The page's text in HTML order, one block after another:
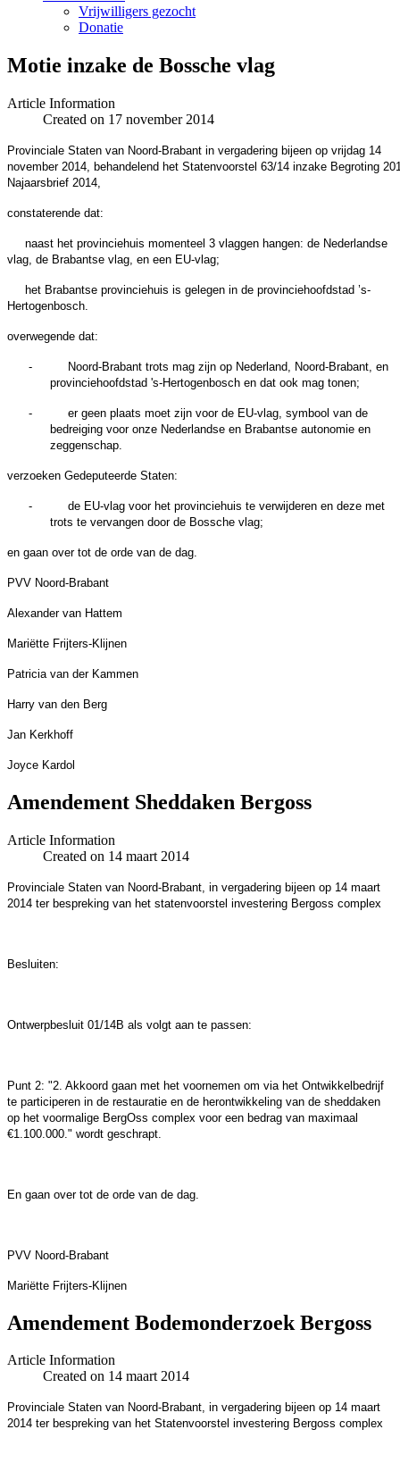
Vrijwilligers gezocht
Donatie
Motie inzake de Bossche vlag
Article Information
Created on 17 november 2014
Provinciale Staten van Noord-Brabant in vergadering bijeen op vrijdag 14
november 2014, behandelend het Statenvoorstel 63/14 inzake Begroting
Najaarsbrief 2014,
constaterende dat:
naast het provinciehuis momenteel 3 vlaggen hangen: de Nederlandse
vlag, de Brabantse vlag, en een EU-vlag;
het Brabantse provinciehuis is gelegen in de provinciehoofdstad ’s-
Hertogenbosch.
overwegende dat:
-
Noord-Brabant trots mag zijn op Nederland, Noord-Brabant, en
provinciehoofdstad 's-Hertogenbosch en dat ook mag tonen;
-
er geen plaats moet zijn voor de EU-vlag, symbool van de
bedreiging voor onze Nederlandse en Brabantse autonomie en
zeggenschap.
verzoeken Gedeputeerde Staten:
-
de EU-vlag voor het provinciehuis te verwijderen en deze met
trots te vervangen door de Bossche vlag;
en gaan over tot de orde van de dag.
PVV Noord-Brabant
Alexander van Hattem
Mariëtte Frijters-Klijnen
Patricia van der Kammen
Harry van den Berg
Jan Kerkhoff
Joyce Kardol
Amendement Sheddaken Bergoss
Article Information
Created on 14 maart 2014
Provinciale Staten van Noord-Brabant, in vergadering bijeen op 14 maart
2014 ter bespreking van het statenvoorstel investering Bergoss complex
Besluiten:
Ontwerpbesluit 01/14B als volgt aan te passen:
Punt 2: "2. Akkoord gaan met het voornemen om via het Ontwikkelbedrijf
te participeren in de restauratie en de herontwikkeling van de sheddaken
op het voormalige BergOss complex voor een bedrag van maximaal
€1.100.000." wordt geschrapt.
En gaan over tot de orde van de dag.
PVV Noord-Brabant
Mariëtte Frijters-Klijnen
Amendement Bodemonderzoek Bergoss
Article Information
Created on 14 maart 2014
Provinciale Staten van Noord-Brabant, in vergadering bijeen op 14 maart
2014 ter bespreking van het Statenvoorstel investering Bergoss complex